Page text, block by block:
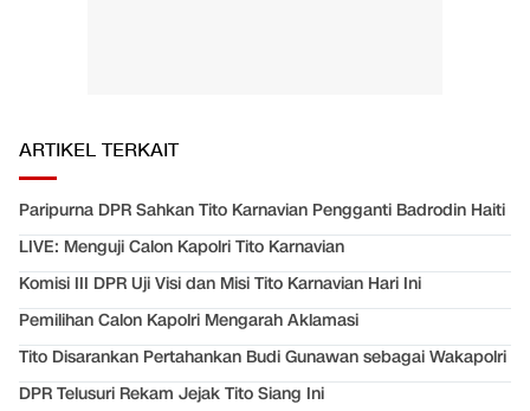
ARTIKEL TERKAIT
Paripurna DPR Sahkan Tito Karnavian Pengganti Badrodin Haiti
LIVE: Menguji Calon Kapolri Tito Karnavian
Komisi III DPR Uji Visi dan Misi Tito Karnavian Hari Ini
Pemilihan Calon Kapolri Mengarah Aklamasi
Tito Disarankan Pertahankan Budi Gunawan sebagai Wakapolri
DPR Telusuri Rekam Jejak Tito Siang Ini